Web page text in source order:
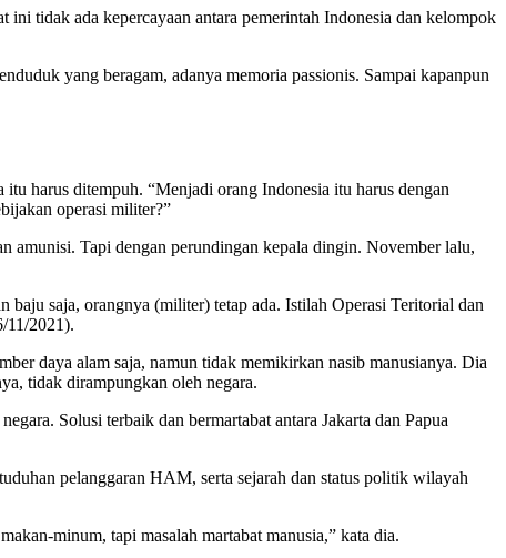
tidak ada kepercayaan antara pemerintah Indonesia dan kelompok
yang beragam, adanya memoria passionis. Sampai kapanpun
harus ditempuh. “Menjadi orang Indonesia itu harus dengan
operasi militer?”
amunisi. Tapi dengan perundingan kepala dingin. November lalu,
baju saja, orangnya (militer) tetap ada. Istilah Operasi Teritorial dan
11/2021).
daya alam saja, namun tidak memikirkan nasib manusianya. Dia
tidak dirampungkan oleh negara.
Solusi terbaik dan bermartabat antara Jakarta dan Papua
pelanggaran HAM, serta sejarah dan status politik wilayah
minum, tapi masalah martabat manusia,” kata dia.